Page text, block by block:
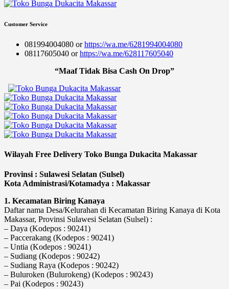
Customer Service
081994004080 orhttps://wa.me/6281994004080
08117605040 orhttps://wa.me/628117605040
“Maaf Tidak Bisa Cash On Drop”
Wilayah Free Delivery Toko Bunga Dukacita Makassar
Provinsi : Sulawesi Selatan (Sulsel)
Kota Administrasi/Kotamadya : Makassar
1. Kecamatan Biring Kanaya
Daftar nama Desa/Kelurahan di Kecamatan Biring Kanaya di Kota
Makassar, Provinsi Sulawesi Selatan (Sulsel) :
– Daya (Kodepos : 90241)
– Paccerakang (Kodepos : 90241)
– Untia (Kodepos : 90241)
– Sudiang (Kodepos : 90242)
– Sudiang Raya (Kodepos : 90242)
– Buluroken (Bulurokeng) (Kodepos : 90243)
– Pai (Kodepos : 90243)